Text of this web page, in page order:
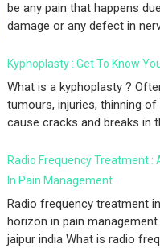
be any pain that happens
damage or any defect in
Kyphoplasty : Get To Know
What is a kyphoplasty ?
tumours, injuries, thinning
cause cracks and breaks in
Radio Frequency Treatment :
In Pain Management
Radio frequency treatment
horizon in pain
jaipur india What is radio